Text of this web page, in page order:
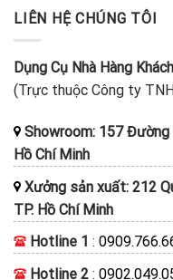
LIÊN HỆ CHÚNG TÔI
Dụng Cụ Nhà Hàng
(Trực thuộc Công ty
Showroom: 157 Đường
Hồ Chí Minh
Xưởng sản xuất: 212
TP. Hồ Chí Minh
Hotline 1 :
Hotline 2 :